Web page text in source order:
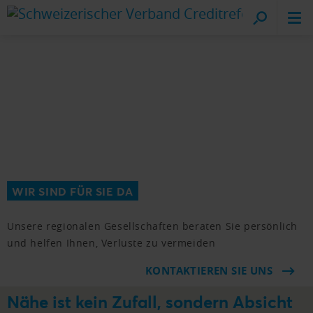
WIR SIND FÜR SIE DA
Unsere regionalen Gesellschaften beraten Sie persönlich
und helfen Ihnen, Verluste zu vermeiden
KONTAKTIEREN SIE UNS
Nähe ist kein Zufall, sondern Absicht